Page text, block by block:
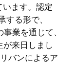
います。認定
する形で、
業を通じて、
が来日しまし
バンによるア